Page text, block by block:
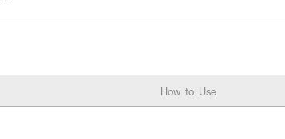
How to Use